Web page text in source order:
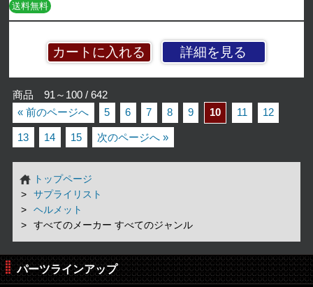
詳細を見る
送料無料
商品 91～100 / 642
« 前のページへ
5 6 7 8 9 10 11 12
13 14 15 次のページへ »
トップページ
サプライリスト
ヘルメット
すべてのメーカー すべてのジャンル
パーツラインアップ